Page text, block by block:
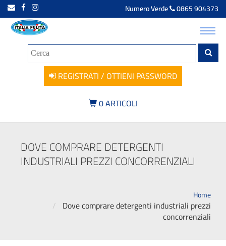
Numero Verde 0865 904373
REGISTRATI / OTTIENI PASSWORD
0ARTICOLI
DOVE COMPRARE DETERGENTI
INDUSTRIALI PREZZI CONCORRENZIALI
Home
Dove comprare detergenti industriali prezzi
concorrenziali